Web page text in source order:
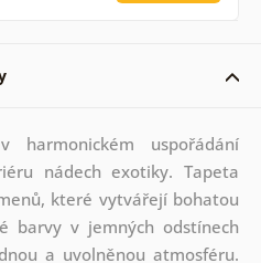
harmonickém uspořádání
nádech exotiky. Tapeta
které vytvářejí bohatou
barvy v jemných odstínech
a uvolněnou atmosféru.